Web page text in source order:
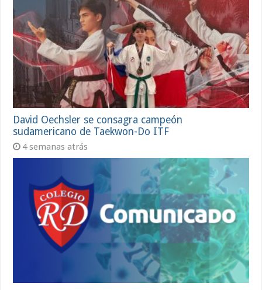
David Oechsler se consagra campeón
sudamericano de Taekwon-Do ITF
4 semanas atrás